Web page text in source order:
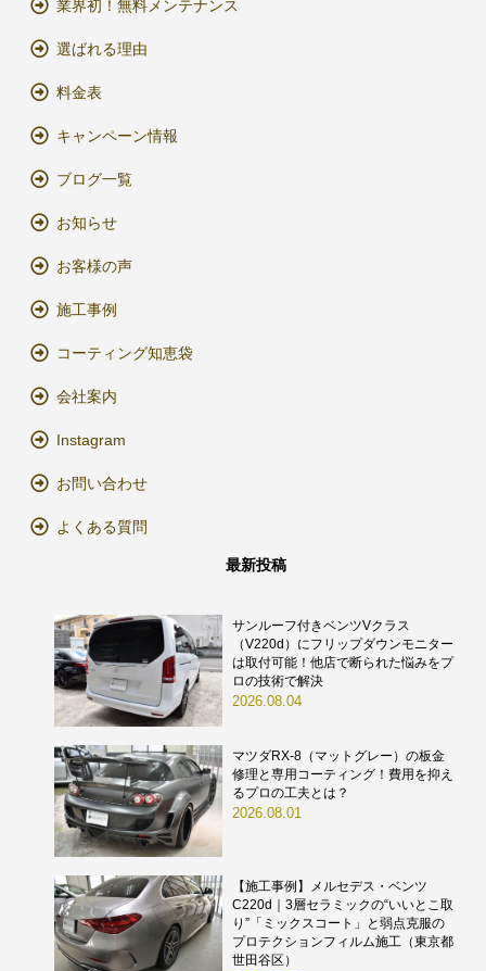
業界初！無料メンテナンス
選ばれる理由
料金表
キャンペーン情報
ブログ一覧
お知らせ
お客様の声
施工事例
コーティング知恵袋
会社案内
Instagram
お問い合わせ
よくある質問
最新投稿
サンルーフ付きベンツVクラス
（V220d）にフリップダウンモニター
は取付可能！他店で断られた悩みをプ
ロの技術で解決
2026.08.04
マツダRX-8（マットグレー）の板金
修理と専用コーティング！費用を抑え
るプロの工夫とは？
2026.08.01
【施工事例】メルセデス・ベンツ
C220d｜3層セラミックの“いいとこ取
り”「ミックスコート」と弱点克服の
プロテクションフィルム施工（東京都
世田谷区）